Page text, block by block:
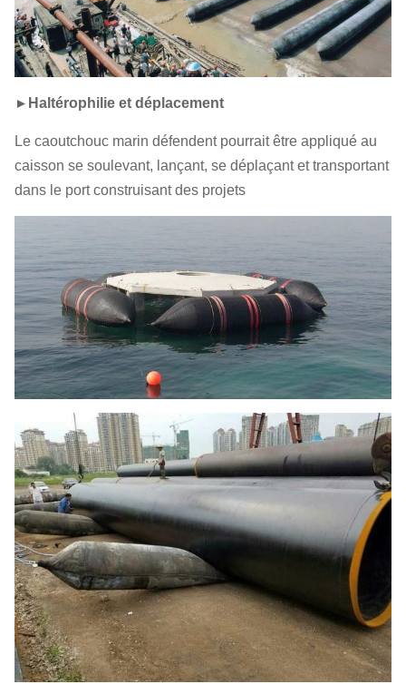
► Haltérophilie et déplacement
Le caoutchouc marin défendent pourrait être appliqué au
caisson se soulevant, lançant, se déplaçant et transportant
dans le port construisant des projets